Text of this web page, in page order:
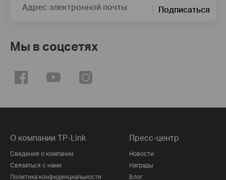
Адрес электронной почты Подписаться
Мы в соцсетях
О компании TP-Link
Сведения о компании
Связаться с нами
Политика конфиденциальности
Пресс-центр
Новости
Награды
Блог